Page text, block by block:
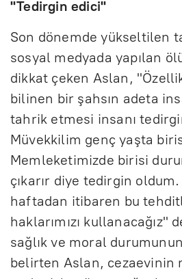
"Tedirgin edici"
Son dönemde yükseltilen
sosyal medyada yapılan
dikkat çeken Aslan,
bilinen bir şahsın adeta
tahrik etmesi insanı
Müvekkilim genç yaşta
Memleketimizde birisi
çıkarır diye tedirgin
haftadan itibaren bu
haklarımızı kullanacağız"
sağlık ve moral
belirten Aslan, cezaevinin